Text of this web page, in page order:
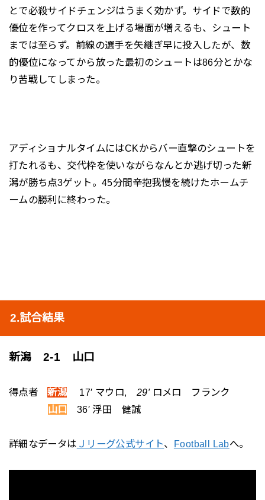
とで必殺サイドチェンジはうまく効かず。サイドで数的
優位を作ってクロスを上げる場面が増えるも、シュート
までは至らず。前線の選手を矢継ぎ早に投入したが、数
的優位になってから放った最初のシュートは86分とかな
り苦戦してしまった。
アディショナルタイムにはCKからバー直撃のシュートを
打たれるも、交代枠を使いながらなんとか逃げ切った新
潟が勝ち点3ゲット。45分間辛抱我慢を続けたホームチ
ームの勝利に終わった。
2.試合結果
新潟 2-1 山口
得点者新潟 17′ マウロ, 29′ロメロ フランク
山口 36′ 浮田 健誠
詳細なデータは Ｊリーグ公式サイト、 Football Labへ。